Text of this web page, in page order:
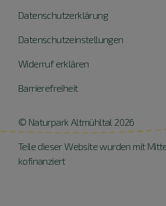
Datenschutzerklärung
Datenschutzeinstellungen
Widerruf erklären
Barrierefreiheit
© Naturpark Altmühltal 2026
Teile dieser Website wurden mit
kofinanziert